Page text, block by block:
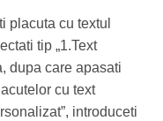
placuta cu textul
tip „1.Text
dupa care apasati
cu text
introduceti